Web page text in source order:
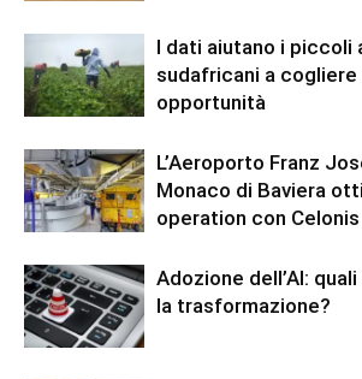
I dati aiutano i piccoli
sudafricani a cogliere
opportunità
L’Aeroporto Franz
Monaco di Baviera
operation con Celonis
Adozione dell’AI:
la trasformazione?